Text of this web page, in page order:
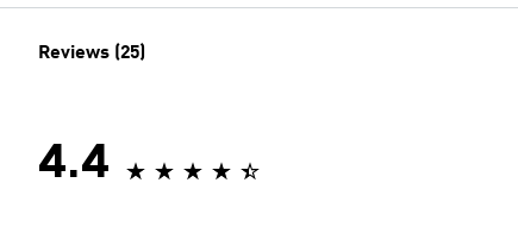
Reviews (25)
4.4